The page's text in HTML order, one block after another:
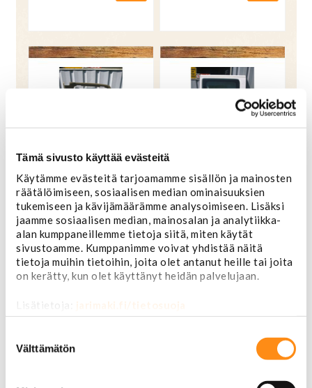
Tämä sivusto käyttää evästeitä
Käytämme evästeitä tarjoamamme sisällön ja mainosten
räätälöimiseen, sosiaalisen median ominaisuuksien
tukemiseen ja kävijämäärämme analysoimiseen. Lisäksi
jaamme sosiaalisen median, mainosalan ja analytiikka-
alan kumppaneillemme tietoja siitä, miten käytät
sivustoamme. Kumppanimme voivat yhdistää näitä
tietoja muihin tietoihin, joita olet antanut heille tai joita
on kerätty, kun olet käyttänyt heidän palvelujaan.
Lisätietoja: jarimaki.fi/tietosuoja
valinta
Välttämätön
Sisäverhoilu sivupariovi
takimmainen Chevy Van
1997-2015
125,00 € OSTA
Sivpariovi etummainen
Chevy Van 1997-2015
450,00 € OSTA